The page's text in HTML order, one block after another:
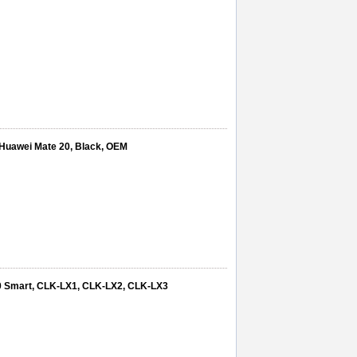
Mate 20, Black, OEM
CLK-LX1, CLK-LX2, CLK-LX3